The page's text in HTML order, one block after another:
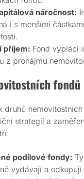
náročnost:
i s menšími
příjem: Fond vyplácí
z pronájmu
fondů
druhů
strategií a
podílové fondy:
vydávají a odkupují